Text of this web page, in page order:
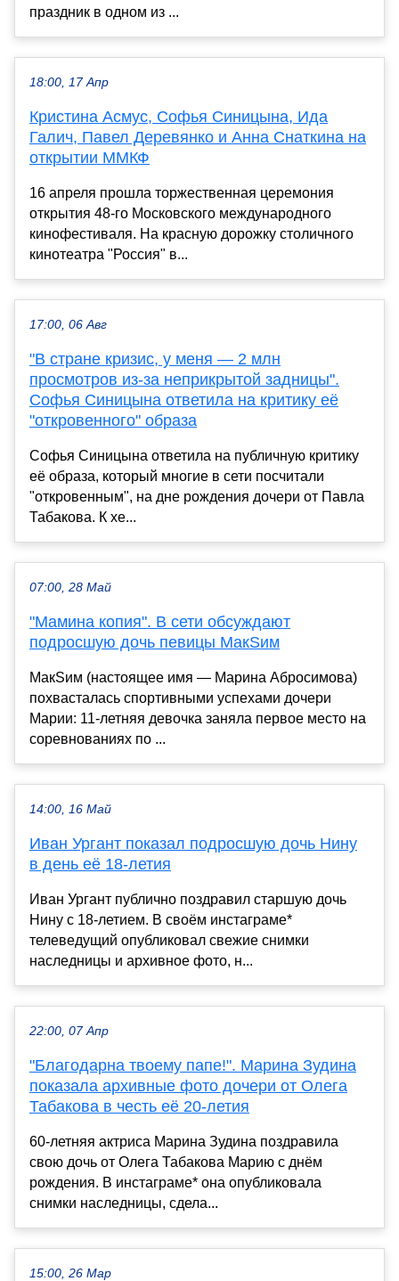
праздник в одном из ...
18:00, 17 Апр
Кристина Асмус, Софья Синицына, Ида
Галич, Павел Деревянко и Анна Снаткина на
открытии ММКФ
16 апреля прошла торжественная церемония
открытия 48-го Московского международного
кинофестиваля. На красную дорожку столичного
кинотеатра "Россия" в...
17:00, 06 Авг
"В стране кризис, у меня — 2 млн
просмотров из-за неприкрытой задницы".
Софья Синицына ответила на критику её
"откровенного" образа
Софья Синицына ответила на публичную критику
её образа, который многие в сети посчитали
"откровенным", на дне рождения дочери от Павла
Табакова. К хе...
07:00, 28 Май
"Мамина копия". В сети обсуждают
подросшую дочь певицы МакSим
МакSим (настоящее имя — Марина Абросимова)
похвасталась спортивными успехами дочери
Марии: 11-летняя девочка заняла первое место на
соревнованиях по ...
14:00, 16 Май
Иван Ургант показал подросшую дочь Нину
в день её 18-летия
Иван Ургант публично поздравил старшую дочь
Нину с 18-летием. В своём инстаграме*
телеведущий опубликовал свежие снимки
наследницы и архивное фото, н...
22:00, 07 Апр
"Благодарна твоему папе!". Марина Зудина
показала архивные фото дочери от Олега
Табакова в честь её 20-летия
60-летняя актриса Марина Зудина поздравила
свою дочь от Олега Табакова Марию с днём
рождения. В инстаграме* она опубликовала
снимки наследницы, сдела...
15:00, 26 Мар